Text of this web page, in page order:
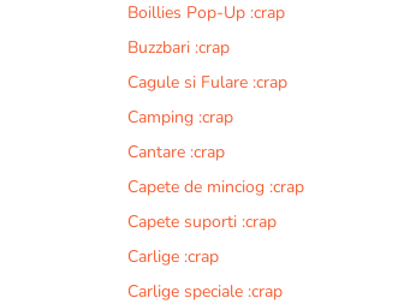
Boillies Pop-Up :crap
Buzzbari :crap
Cagule si Fulare :crap
Camping :crap
Cantare :crap
Capete de minciog :crap
Capete suporti :crap
Carlige :crap
Carlige speciale :crap